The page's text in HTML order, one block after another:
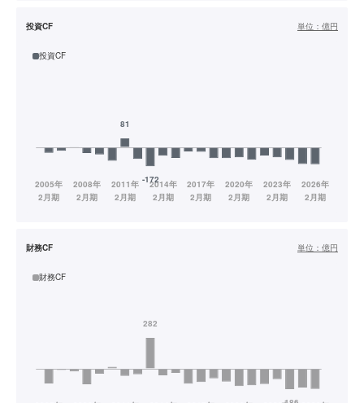
投資CF 単位： 億円
投資CF
財務CF 単位： 億円
財務CF